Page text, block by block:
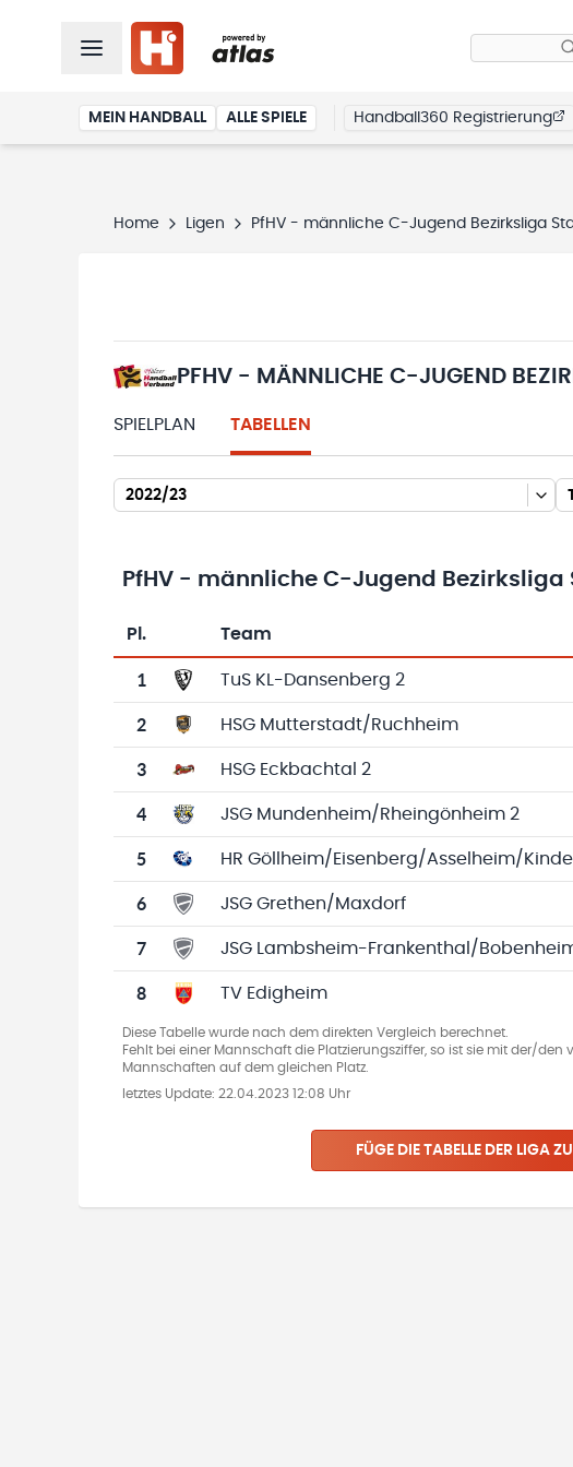
MEIN HANDBALL ALLE SPIELE Handball360 Registrierung
Home Ligen PfHV - männliche C-Jugend Bezirksliga
PFHV - MÄNNLICHE C-JUGEND
SPIELPLAN TABELLEN
2022/23
PfHV - männliche C-Jugend Bezirksliga
Tabelle mit Vereinsplatzierungen, Spielen, Toren und
Pl. Team
1 TuS KL-Dansenberg 2
2 HSG Mutterstadt/Ruchheim
3 HSG Eckbachtal 2
4 JSG Mundenheim/Rheingönheim 2
5 HR Göllheim/Eisenberg/Asselheim/
6 JSG Grethen/Maxdorf
7 JSG Lambsheim-Frankenthal/
8 TV Edigheim
Diese Tabelle wurde nach dem direkten Vergleich berechnet.
Fehlt bei einer Mannschaft die Platzierungsziffer, so ist sie mit der/den
Mannschaften auf dem gleichen Platz.
letztes Update: 22.04.2023 12:08 Uhr
FÜGE DIE TABELLE DER LIGA